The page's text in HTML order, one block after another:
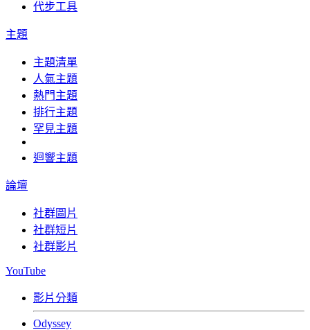
代步工具
主題
主題清單
人氣主題
熱門主題
排行主題
罕見主題
迴響主題
論壇
社群圖片
社群短片
社群影片
YouTube
影片分類
Odyssey